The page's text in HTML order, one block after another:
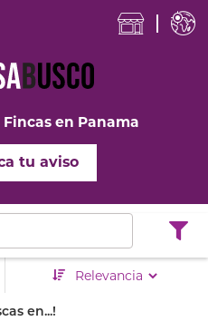
en Panama
tu aviso
en...!